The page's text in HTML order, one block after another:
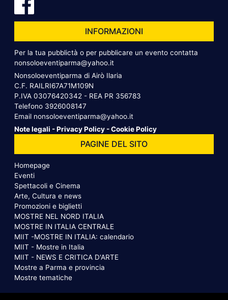
INFORMAZIONI
Per la tua pubblictà o per pubblicare un evento contatta
nonsoloeventiparma@yahoo.it
Nonsoloeventiparma di Airò Ilaria
C.F. RAILRI67A71M109N
P.IVA 03076420342 - REA PR 356783
Telefono 3926008147
Email nonsoloeventiparma@yahoo.it
Note legali -Privacy Policy -Cookie Policy
PAGINE DEL SITO
Homepage
Eventi
Spettacoli e Cinema
Arte, Cultura e news
Promozioni e biglietti
MOSTRE NEL NORD ITALIA
MOSTRE IN ITALIA CENTRALE
MIIT -MOSTRE IN ITALIA: calendario
MIIT - Mostre in Italia
MIIT - NEWS E CRITICA D'ARTE
Mostre a Parma e provincia
Mostre tematiche